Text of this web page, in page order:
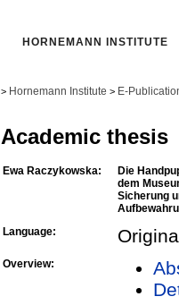
HORNEMANN INSTITUTE
> Hornemann Institute > E-
Academic thesis
Ewa Raczykowska:
Die
dem
Sicherung
Language:
Overview: